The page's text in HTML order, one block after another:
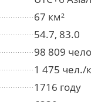
67 км²
54.7, 83.0
98 809
1 475 чел./
1716 году